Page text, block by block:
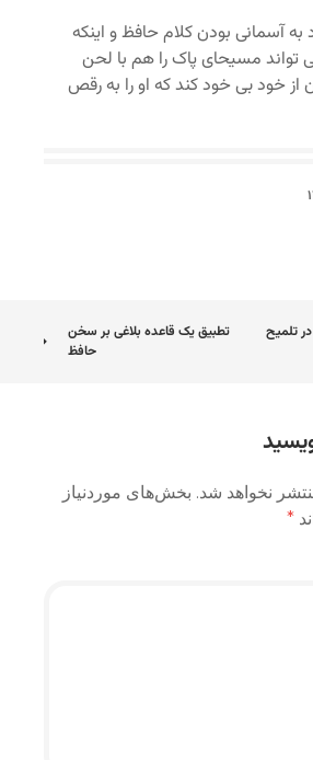
به آسمانی بودن کلام حافظ و اینکه
مسیحای پاک را هم با لحن
خود بی خود کند که او را به رقص
تلمیح
تطبیق یک قاعده بلاغی بر سخن
حافظ
نخواهد شد. بخش‌های موردنیاز
*